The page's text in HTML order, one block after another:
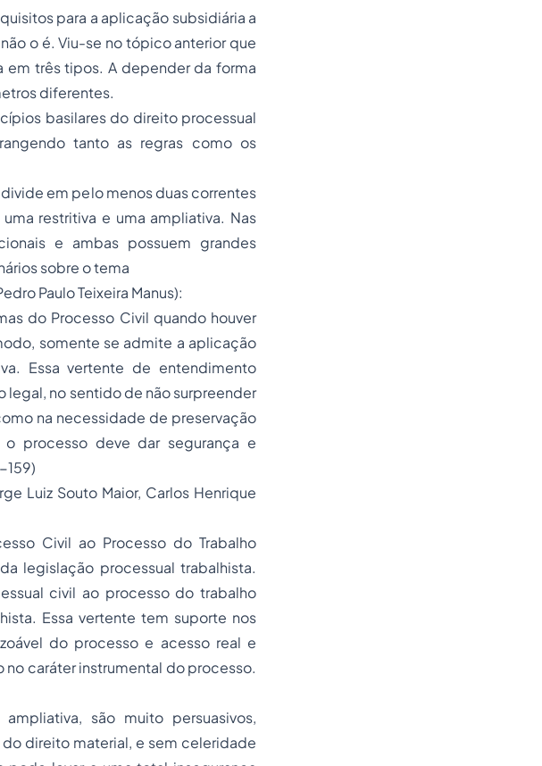
para a aplicação subsidiária a
o é. Viu-se no tópico anterior que
em três tipos. A depender da forma
diferentes.
basilares do direito processual
tanto as regras como os
em pelo menos duas correntes
restritiva e uma ampliativa. Nas
e ambas possuem grandes
sobre o tema
Paulo Teixeira Manus):
do Processo Civil quando houver
somente se admite a aplicação
Essa vertente de entendimento
no sentido de não surpreender
na necessidade de preservação
processo deve dar segurança e
159)
Luiz Souto Maior, Carlos Henrique
Civil ao Processo do Trabalho
legislação processual trabalhista.
civil ao processo do trabalho
Essa vertente tem suporte nos
do processo e acesso real e
caráter instrumental do processo.
são muito persuasivos,
direito material, e sem celeridade